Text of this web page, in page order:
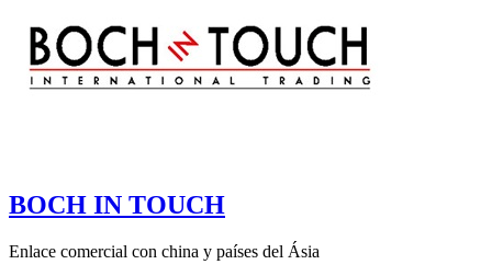
BOCH IN TOUCH
Enlace comercial con china y países del Ásia